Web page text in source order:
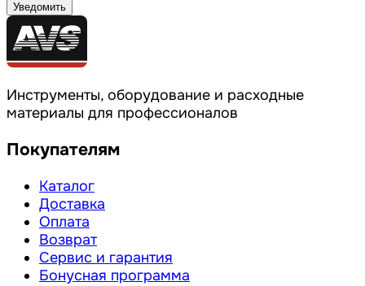
Уведомить
Инструменты, оборудование и расходные
материалы для профессионалов
Покупателям
Каталог
Доставка
Оплата
Возврат
Сервис и гарантия
Бонусная программа